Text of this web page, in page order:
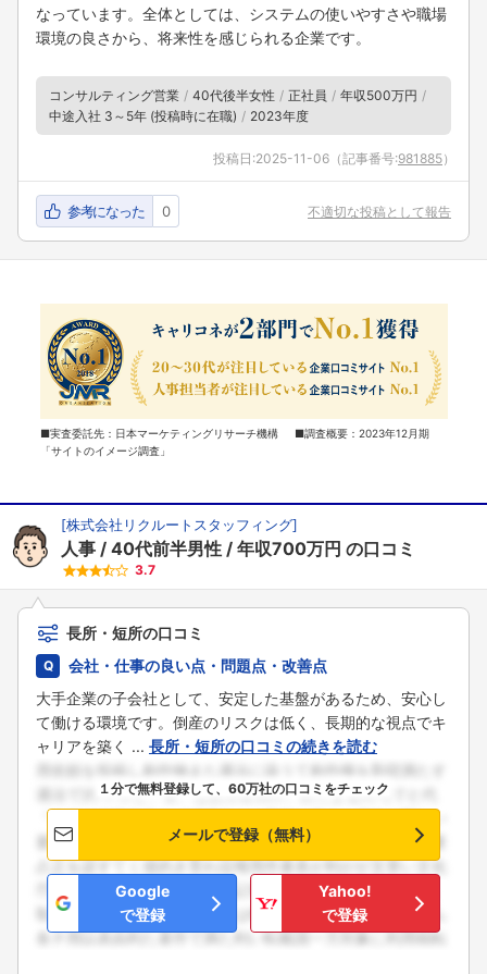
なっています。全体としては、システムの使いやすさや職場
環境の良さから、将来性を感じられる企業です。
コンサルティング営業 40代後半女性 正社員
年収500万円
中途入社 3～5年 (投稿時に在職)
2023年度
投稿日:2025-11-06 （記事番号:981885）
参考になった 0 不適切な投稿として報告
■実査委託先：日本マーケティングリサーチ機構 ■調査概要：2023年12月期
「サイトのイメージ調査」
[株式会社リクルートスタッフィング]
人事 40代前半男性 年収700万円 の口コミ
3.7
長所・短所の口コミ
会社・仕事の良い点・問題点・改善点
大手企業の子会社として、安定した基盤があるため、安心し
て働ける環境です。倒産のリスクは低く、長期的な視点でキ
ャリアを築く ... 長所・短所の口コミの続きを読む
１分で無料登録して、60万社の口コミをチェック
メールで登録（無料）
Google
で登録
Yahoo!
で登録